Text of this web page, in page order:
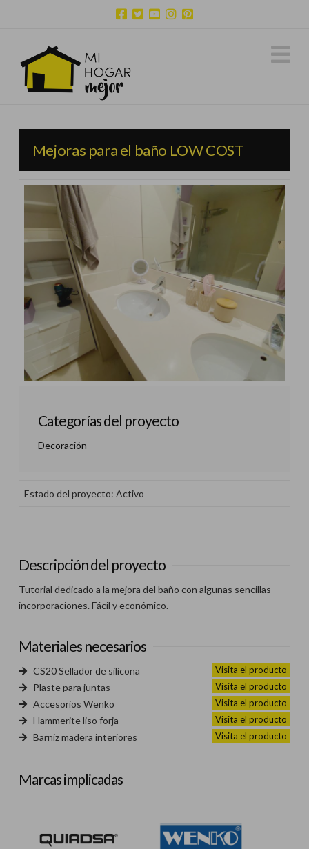
Mejoras para el baño LOW COST
Categorías del proyecto
Decoración
Estado del proyecto: Activo
Descripción del proyecto
Tutorial dedicado a la mejora del baño con algunas sencillas
incorporaciones. Fácil y económico.
Materiales necesarios
CS20 Sellador de silicona Visita el producto
Plaste para juntas Visita el producto
Accesorios Wenko Visita el producto
Hammerite liso forja Visita el producto
Barniz madera interiores Visita el producto
Marcas implicadas